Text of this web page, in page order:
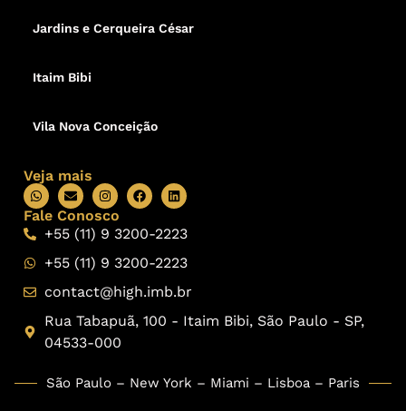
Jardins e Cerqueira César
Itaim Bibi
Vila Nova Conceição
Veja mais
Fale Conosco
+55 (11) 9 3200-2223
+55 (11) 9 3200-2223
contact@high.imb.br
Rua Tabapuã, 100 - Itaim Bibi, São Paulo - SP,
04533-000
São Paulo – New York – Miami – Lisboa – Paris